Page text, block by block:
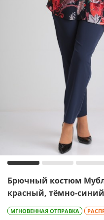
Брючный костюм
красный, тёмно-синий
МГНОВЕННАЯ ОТПРАВКА